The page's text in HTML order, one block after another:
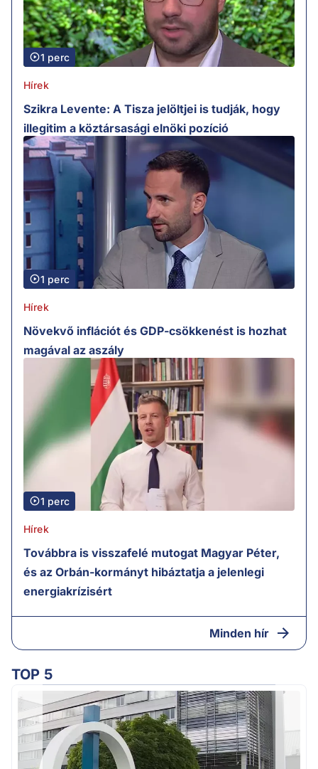
1 perc
Hírek
Szikra Levente: A Tisza jelöltjei is tudják, hogy
illegitim a köztársasági elnöki pozíció
1 perc
Hírek
Növekvő inflációt és GDP-csökkenést is hozhat
magával az aszály
1 perc
Hírek
Továbbra is visszafelé mutogat Magyar Péter,
és az Orbán-kormányt hibáztatja a jelenlegi
energiakrízisért
Minden hír
TOP 5